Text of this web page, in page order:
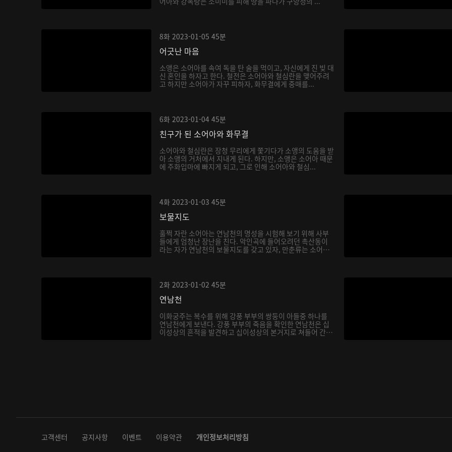
8화 2023-01-05 45분
어긋난 마음
소앵은 소어아를 속여 독을 탄 술을 먹이고, 자신에게 진 빚 대
신 혼인을 하자고 한다. 철전은 소어아와 철심란을 맺어주려
고 하지만 소어아가 자꾸 피하자, 화무결에게 중매를...
6화 2023-01-04 45분
친구가 된 소어아와 화무결
소어아와 철심란은 장청 무리에게 쫓기다가 소앵의 도움을 받
아 소앵의 거처에서 지내게 된다. 하지만, 소앵은 소어아 때문
에 주화입마에 빠지게 되고, 그로 인해 소어아와 철심...
4화 2023-01-03 45분
보물지도
훌쩍 자란 소어아는 연남천의 명성을 시험해 보기 위해 사부
들에게 엄청난 장난을 친다. 악인곡에 들어오려던 촉산동이
라는 자가 연남천의 보물지도를 갖고 있자, 만춘류는 소어
2화 2023-01-02 45분
연남천
이화궁주는 복수를 위해 강풍 부부의 쌍둥이 아들중 하나를
연남천에게 보낸다. 강풍 부부의 죽음을 확인한 연남천은 십
이성상의 흔적을 발견하고 십이성상의 본거지로 쳐들어 간
고객센터 공지사항 이벤트 이용약관 개인정보처리방침